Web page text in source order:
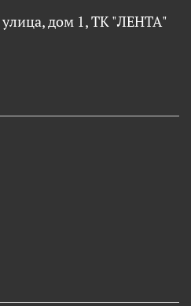
дом 1, ТК "ЛЕНТА"